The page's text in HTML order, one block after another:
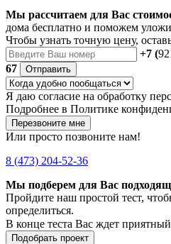
Мы рассчитаем для Вас
дома бесплатно и поможем
Чтобы узнать точную цену,
+7 (
67
Отправить
Я даю согласие на обработку
Подробнее в Политике
Перезвоните мне
Или просто позвоните нам!
8 (473) 204-52-36
Мы подберем для Вас
Пройдите наш простой тест,
определиться.
В конце теста Вас ждет
Подобрать проект